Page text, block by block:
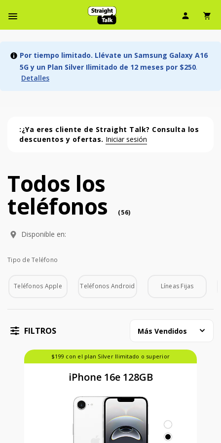
Menú de barra de navegación
Ícono
Por tiempo limitado. Llévate un Samsung Galaxy A16
5G y un Plan Silver Ilimitado de 12 meses por $250.
Detalles
:¿Ya eres cliente de Straight Talk? Consulta los
descuentos y ofertas. Iniciar sesión
Todos los teléfonos (56 phone )
Todos los
teléfonos (56)
Disponible en:
Tipo de Teléfono
Teléfonos Apple Teléfonos Android Líneas Fijas
FILTROS Más Vendidos
$199 con el plan Silver Ilimitado o superior
iPhone 16e 128GB